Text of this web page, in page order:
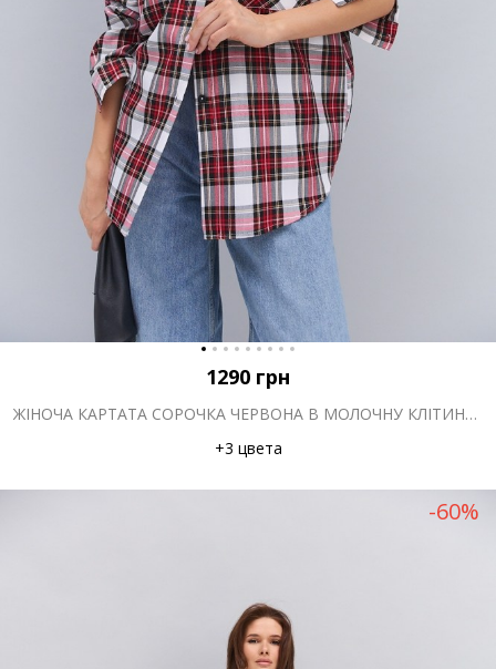
1290 грн
ЖІНОЧА КАРТАТА СОРОЧКА ЧЕРВОНА В МОЛОЧНУ КЛІТИНКУ З КИШЕНЕЮ НА ГРУДЯХ
+3 цвета
-60%